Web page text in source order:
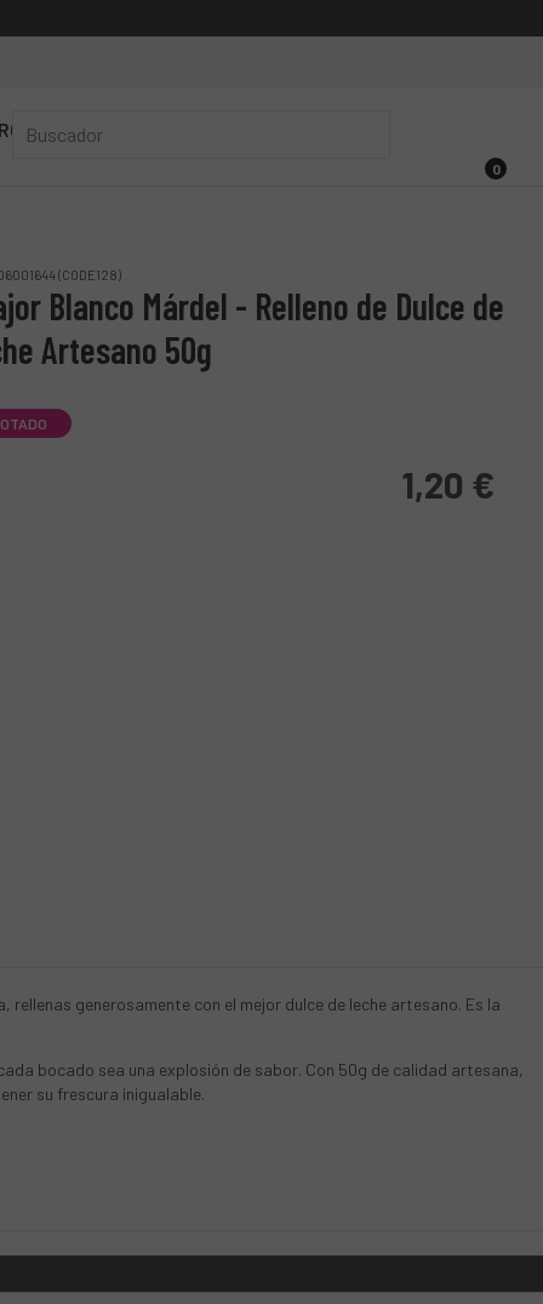
0
🚀
(CODE128)
Blanco Márdel - Relleno de Dulce de
Artesano 50g
1,20 €
generosamente con el mejor dulce de leche artesano. Es la
bocado sea una explosión de sabor. Con 50g de calidad artesana,
su frescura inigualable.